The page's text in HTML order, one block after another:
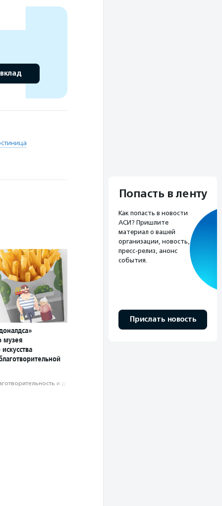
музея
и доброволь­чест­во
Попасть в ленту
Как попасть в новости
АСИ? Пришлите
материал о вашей
организации, новость,
пресс-релиз, анонс
события.
Прислать новость